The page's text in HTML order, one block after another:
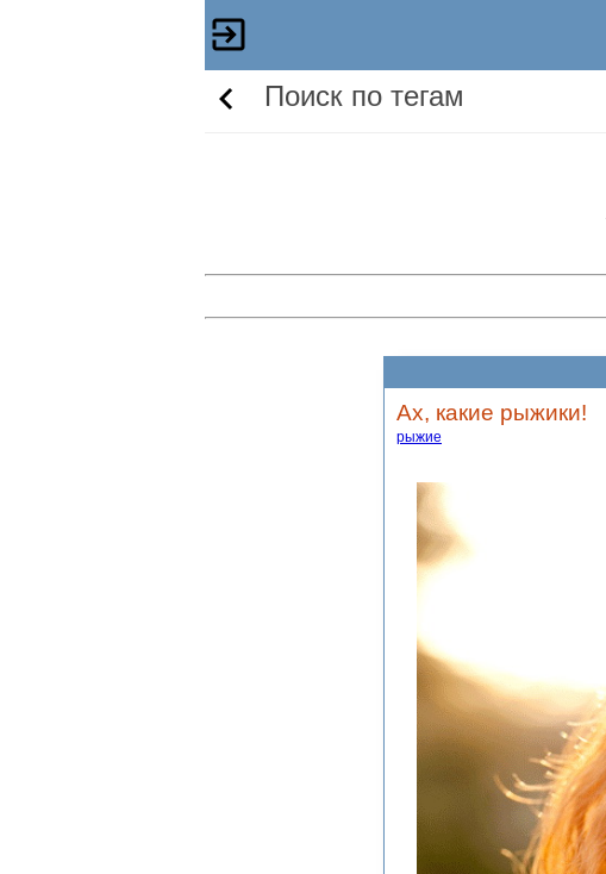
Поиск по тегам
Ах, какие рыжики!
рыжие